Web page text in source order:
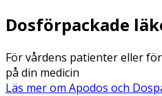
Dosförpackade
För vårdens patienter eller
på din medicin
Läs mer om Apodos och